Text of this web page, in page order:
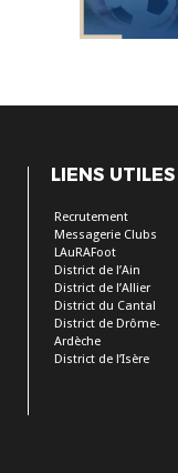
LIENS UTILES
Recrutement
Messagerie Clubs
LAuRAFoot
District de l’Ain
District de l’Allier
District du Cantal
District de Drôme-
Ardèche
District de l’Isère